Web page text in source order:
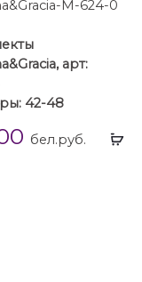
арт:
42-48
бел.руб.